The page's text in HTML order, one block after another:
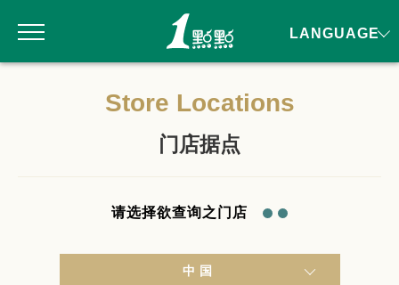
Store Locations
门店据点
请选择欲查询之门店
中国
LANGUAGE